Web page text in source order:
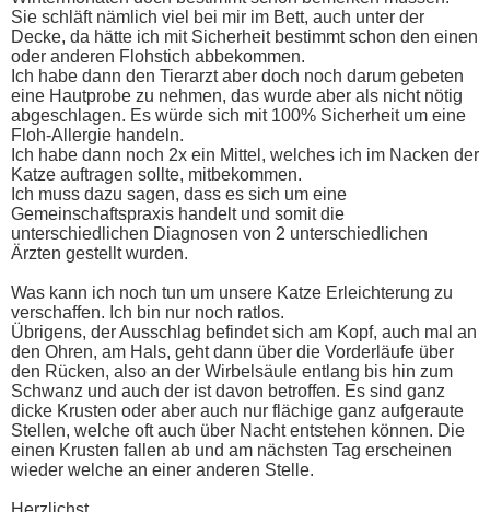
Sie schläft nämlich viel bei mir im Bett, auch unter der
Decke, da hätte ich mit Sicherheit bestimmt schon den einen
oder anderen Flohstich abbekommen.
Ich habe dann den Tierarzt aber doch noch darum gebeten
eine Hautprobe zu nehmen, das wurde aber als nicht nötig
abgeschlagen. Es würde sich mit 100% Sicherheit um eine
Floh-Allergie handeln.
Ich habe dann noch 2x ein Mittel, welches ich im Nacken der
Katze auftragen sollte, mitbekommen.
Ich muss dazu sagen, dass es sich um eine
Gemeinschaftspraxis handelt und somit die
unterschiedlichen Diagnosen von 2 unterschiedlichen
Ärzten gestellt wurden.
Was kann ich noch tun um unsere Katze Erleichterung zu
verschaffen. Ich bin nur noch ratlos.
Übrigens, der Ausschlag befindet sich am Kopf, auch mal an
den Ohren, am Hals, geht dann über die Vorderläufe über
den Rücken, also an der Wirbelsäule entlang bis hin zum
Schwanz und auch der ist davon betroffen. Es sind ganz
dicke Krusten oder aber auch nur flächige ganz aufgeraute
Stellen, welche oft auch über Nacht entstehen können. Die
einen Krusten fallen ab und am nächsten Tag erscheinen
wieder welche an einer anderen Stelle.